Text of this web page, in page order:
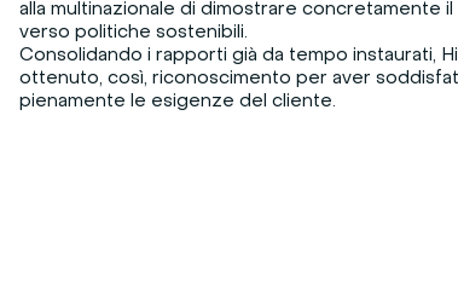
alla multinazionale di dimostrare concretamente
verso politiche sostenibili.
Consolidando i rapporti già da tempo instaurati,
ottenuto, così, riconoscimento per aver
pienamente le esigenze del cliente.